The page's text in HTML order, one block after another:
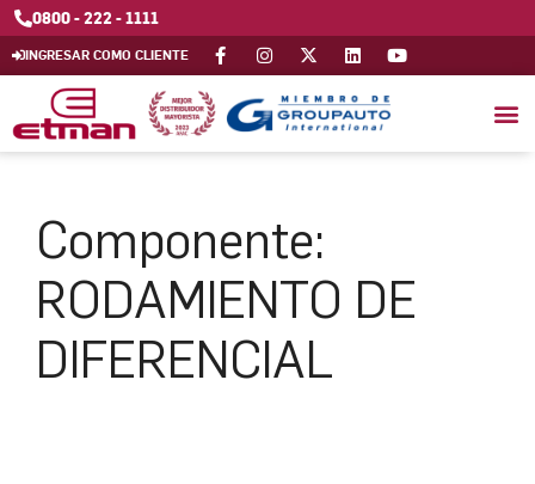
0800 - 222 - 1111
INGRESAR COMO CLIENTE
Componente:
RODAMIENTO DE
DIFERENCIAL